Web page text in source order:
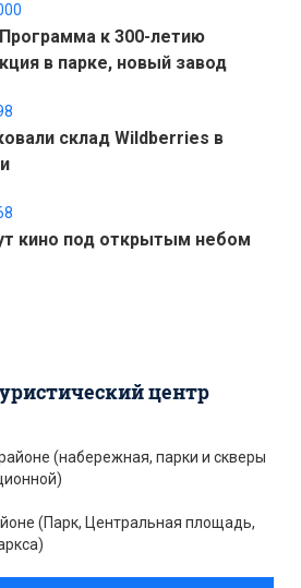
к 300-летию
в парке, новый завод
склад Wildberries в
кино под открытым небом
центр
(набережная, парки и скверы
(Парк, Центральная площадь,